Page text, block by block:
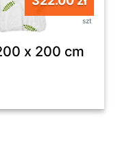
szt
x 200 cm